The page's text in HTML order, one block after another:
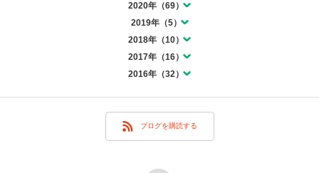
2020年（69）
2019年（5）
2018年（10）
2017年（16）
2016年（32）
ブログを購読する